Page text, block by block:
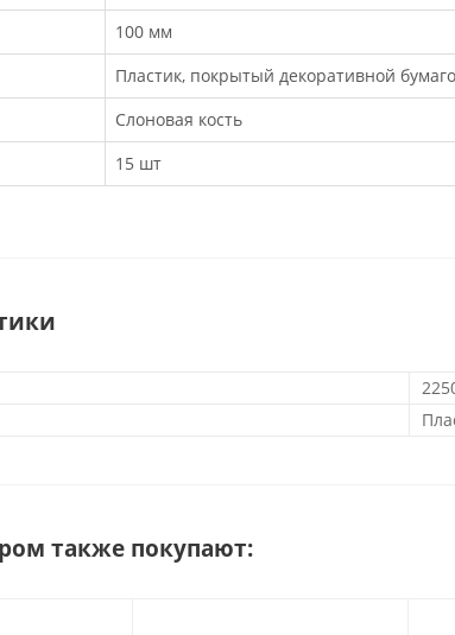
100 мм
Пластик, покрытый декоративной
Слоновая кость
15 шт
также покупают: